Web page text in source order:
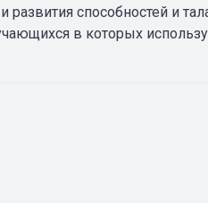
способностей и
в которых